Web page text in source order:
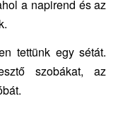
a napirend és az
tettünk egy sétát.
szobákat, az